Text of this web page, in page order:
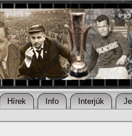
Hí­rek Info Interjúk